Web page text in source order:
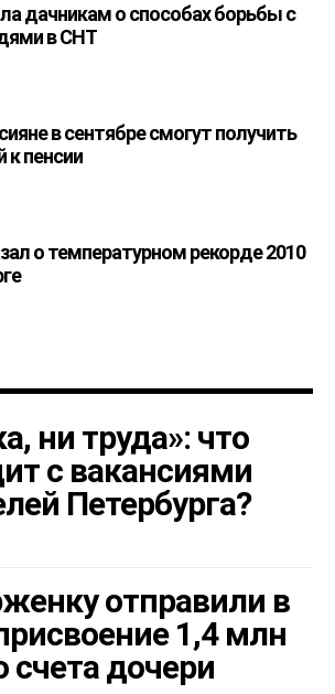
дачникам о способах борьбы с
в СНТ
в сентябре смогут получить
к пенсии
о температурном рекорде 2010
ни труда»: что
с вакансиями
Петербурга?
отправили в
1,4 млн
счета дочери